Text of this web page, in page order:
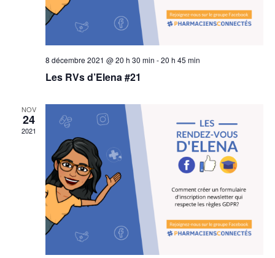
8 décembre 2021 @ 20 h 30 min -20 h 45 min
Les RVs d’Elena #21
NOV
24
2021